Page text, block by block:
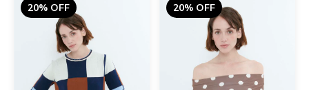
20% OFF 20% OFF